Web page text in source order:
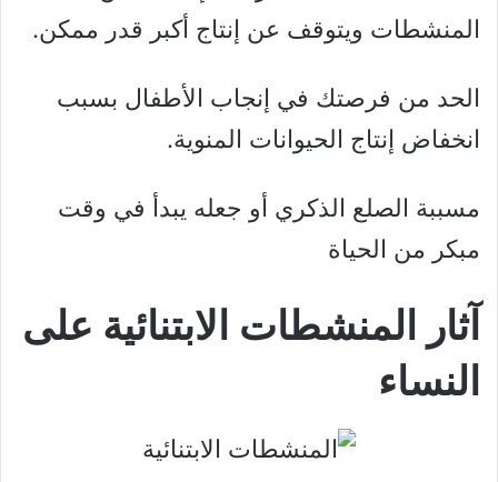
المنشطات ويتوقف عن إنتاج أكبر قدر ممكن.
الحد من فرصتك في إنجاب الأطفال بسبب
انخفاض إنتاج الحيوانات المنوية.
مسببة الصلع الذكري أو جعله يبدأ في وقت
مبكر من الحياة
آثار المنشطات الابتنائية على
النساء